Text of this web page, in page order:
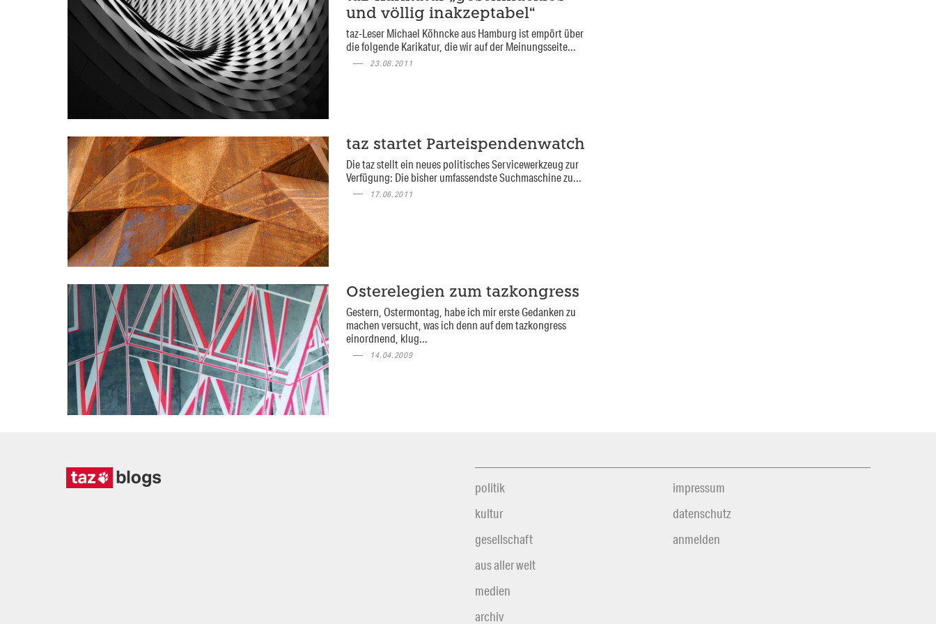
und völlig inakzeptabel“
taz-Leser Michael Köhncke aus Hamburg ist empört über
die folgende Karikatur, die wir auf der Meinungsseite...
23.08.2011
taz startet Parteispendenwatch
Die taz stellt ein neues politisches Servicewerkzeug zur
Verfügung: Die bisher umfassendste Suchmaschine zu...
17.06.2011
Osterelegien zum tazkongress
Gestern, Ostermontag, habe ich mir erste Gedanken zu
machen versucht, was ich denn auf dem tazkongress
einordnend, klug...
14.04.2009
politik
kultur
gesellschaft
aus aller welt
medien
archiv
impressum
datenschutz
anmelden